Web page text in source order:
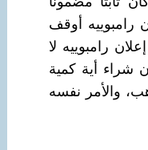
رامبوييه أوقف
رامبوييه لا
شراء أية كمية
والأمر نفسه